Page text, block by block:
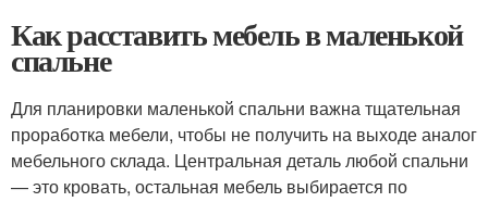
Как расставить мебель в маленькой
спальне
Для планировки маленькой спальни важна тщательная
проработка мебели, чтобы не получить на выходе аналог
мебельного склада. Центральная деталь любой спальни
— это кровать, остальная мебель выбирается по